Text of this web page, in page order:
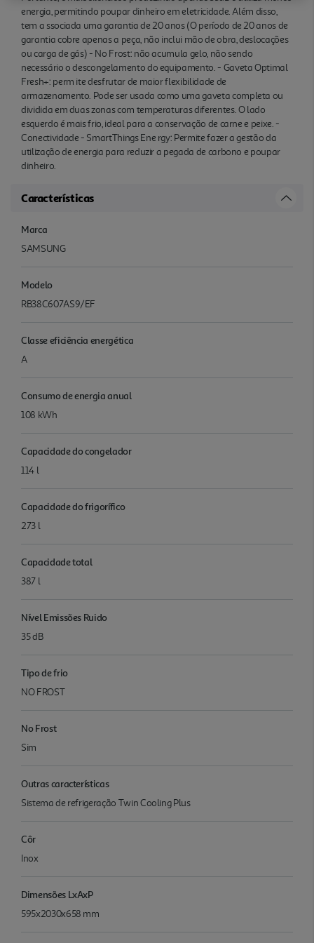
energia, permitindo poupar dinheiro em eletricidade. Além disso,
tem a ssociada uma garantia de 20 anos (O período de 20 anos de
garantia cobre apenas a peça, não inclui mão de obra, deslocações
ou carga de gás) - No Frost: não acumula gelo, não sendo
necessário o descongelamento do equipamento. - Gaveta Optimal
Fresh+: perm ite desfrutar de maior flexibilidade de
armazenamento. Pode ser usada como uma gaveta completa ou
dividida em duas zonas com temperaturas diferentes. O lado
esquerdo é mais frio, ideal para a conservação de carne e peixe. -
Conectividade - SmartThings Ene rgy: Permite fazer a gestão da
utilização de energia para reduzir a pegada de carbono e poupar
dinheiro.
Características
Marca
SAMSUNG
Modelo
RB38C607AS9/EF
Classe eficiência energética
A
Consumo de energia anual
108 kWh
Capacidade do congelador
114 l
Capacidade do frigorífico
273 l
Capacidade total
387 l
Nível Emissões Ruido
35 dB
Tipo de frio
NO FROST
No Frost
Sim
Outras características
Sistema de refrigeração Twin Cooling Plus
Côr
Inox
Dimensões LxAxP
595x2030x658 mm